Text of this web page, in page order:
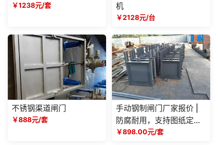
￥1238元/套
机
￥2128元/台
不锈钢渠道闸门
￥888元/套
手动钢制闸门厂家报价 |
防腐耐用，支持图纸定
制，提供详细成本方案
￥898.00元/套